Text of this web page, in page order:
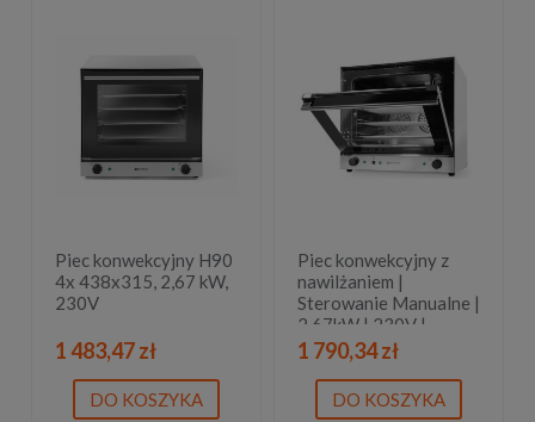
Piec konwekcyjny H90
4x 438x315, 2,67 kW,
230V
1 483,47 zł
DO KOSZYKA
Piec konwekcyjny z
nawilżaniem |
Sterowanie Manualne |
2,67kW | 230V |
595x595x570mm
1 790,34 zł
DO KOSZYKA